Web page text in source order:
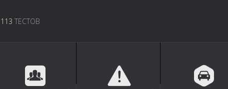
113 ТЕСТОВ